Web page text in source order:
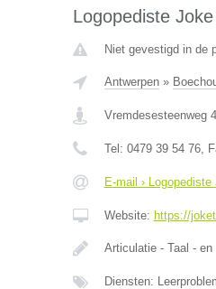
Logopediste
Niet gevestigd in de
Antwerpen»
Vremdesesteenweg 4
Tel: 0479 39 54 76,
E-mail ›
Website: https://
Articulatie - Taal - en
Diensten: